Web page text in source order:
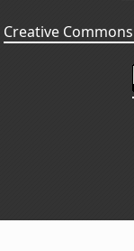
Creative